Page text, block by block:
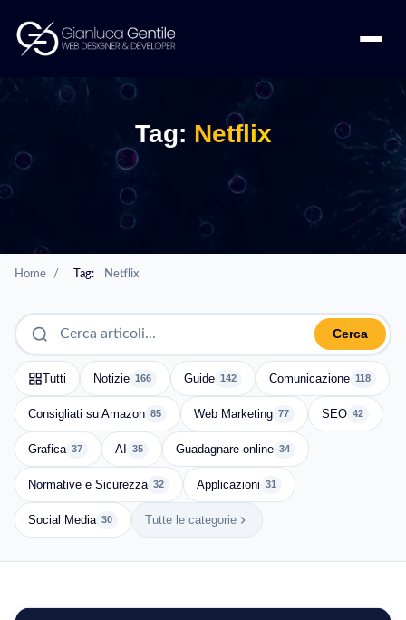
Tag: Netflix
Home / Tag: Netflix
Cerca
Tutti Notizie 166 Guide 142 Comunicazione 118
Consigliati su Amazon 85 Web Marketing 77 SEO 42
Grafica 37 AI 35 Guadagnare online 34
Normative e Sicurezza 32 Applicazioni 31
Social Media 30 Tutte le categorie